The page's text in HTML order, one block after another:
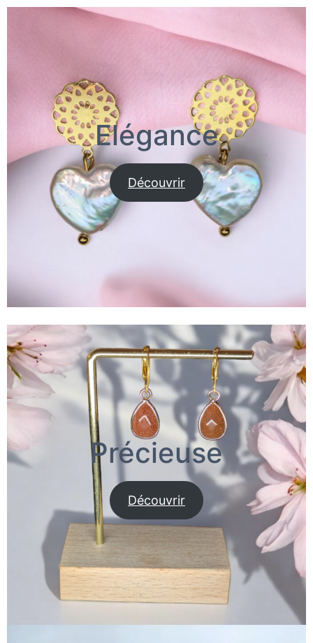
Elégance
Découvrir
Précieuse
Découvrir